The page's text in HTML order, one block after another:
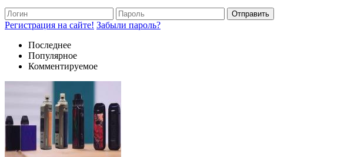
Отправить
Регистрация на сайте! Забыли пароль?
Последнее
Популярное
Комментируемое